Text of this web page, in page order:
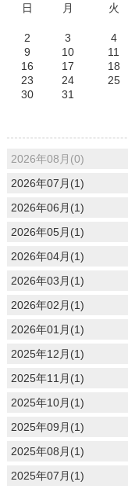
日
月 火
2
3 4
9
10 11
16
17 18
23
24 25
30
31
2026年08月(0)
2026年07月(1)
2026年06月(1)
2026年05月(1)
2026年04月(1)
2026年03月(1)
2026年02月(1)
2026年01月(1)
2025年12月(1)
2025年11月(1)
2025年10月(1)
2025年09月(1)
2025年08月(1)
2025年07月(1)